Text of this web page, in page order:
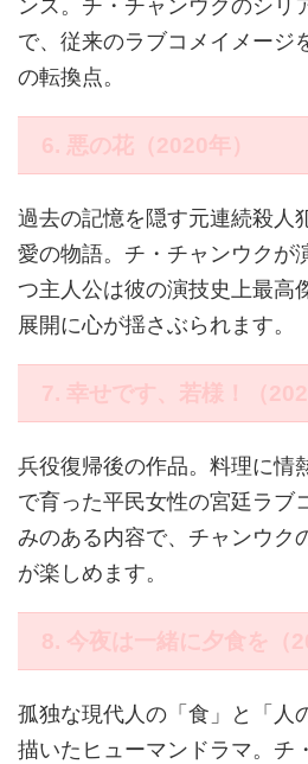
で、従来のラブコメイメージ
の転換点。
6. 悪の花（2020年）
過去の記憶を隠す元連続殺人
愛の物語。チ・チャンウクが
つ主人公は彼の演技史上最高
展開に心が揺さぶられます。
7. 幸せです、若様！（
兵役復帰後の作品。料理に情
で育った平民女性の宮廷ラブ
みのある内容で、チャンウク
が楽しめます。
8. 今夜は一緒に夕食を（
孤独な現代人の「食」と「人
描いたヒューマンドラマ。チ